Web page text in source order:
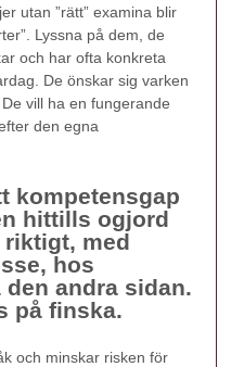
utan ”rätt” examina blir
Lyssna på dem, de
och har ofta konkreta
De önskar sig varken
vill ha en fungerande
den egna
kompetensgap
hittills ogjord
med
hos
andra sidan.
på finska.
och minskar risken för